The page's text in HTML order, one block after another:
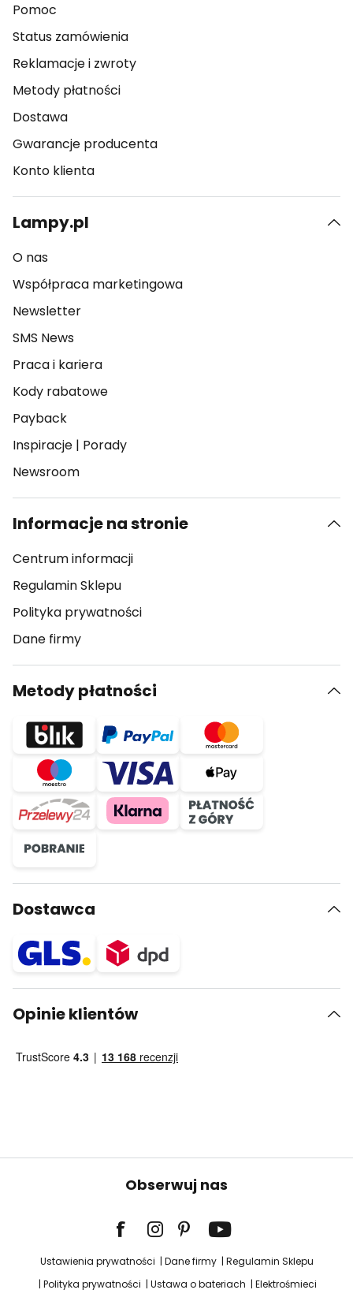
Pomoc
Status zamówienia
Reklamacje i zwroty
Metody płatności
Dostawa
Gwarancje producenta
Konto klienta
Lampy.pl
O nas
Współpraca marketingowa
Newsletter
SMS News
Praca i kariera
Kody rabatowe
Payback
Inspiracje | Porady
Newsroom
Informacje na stronie
Centrum informacji
Regulamin Sklepu
Polityka prywatności
Dane firmy
Metody płatności
Dostawca
Opinie klientów
Obserwuj nas
Ustawienia prywatności Dane firmy
Regulamin Sklepu
Polityka prywatności
Ustawa o bateriach
Elektrośmieci